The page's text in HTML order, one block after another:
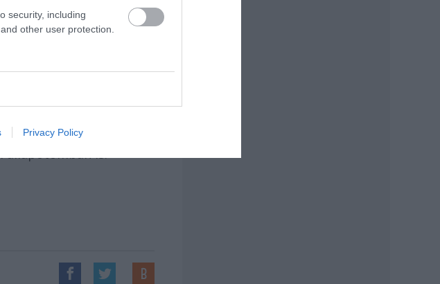
security, including
other user protection.
Privacy Policy
De ahogy a
előadás után
hogy képes
állapotomban is.